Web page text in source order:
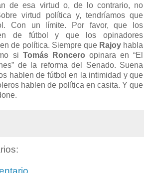
de esa virtud o, de lo contrario, no
virtud política y, tendríamos que
Con un límite. Por favor, que los
de fútbol y que los opinadores
de política. Siempre que Rajoyhabla
si Tomás Roncero opinara en “El
de la reforma del Senado. Suena
hablen de fútbol en la intimidad y que
hablen de política en casita. Y que